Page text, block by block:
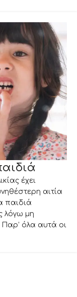
έχει
αιτία
παιδιά
λόγω μη
Παρ’ όλα αυτά οι